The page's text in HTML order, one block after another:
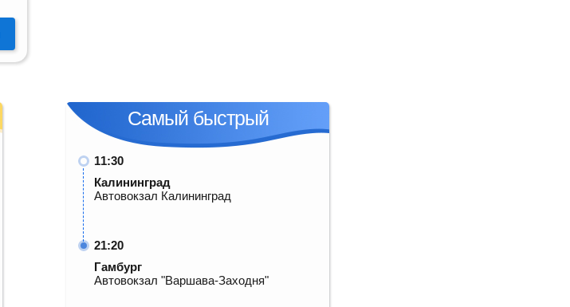
Самый быстрый
11:30
Калининград
Автовокзал Калининград
21:20
Гамбург
Автовокзал "Варшава-Заходня"